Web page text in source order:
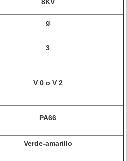
8KV
g
3
V 0 o V 2
PA66
Verde-amarillo